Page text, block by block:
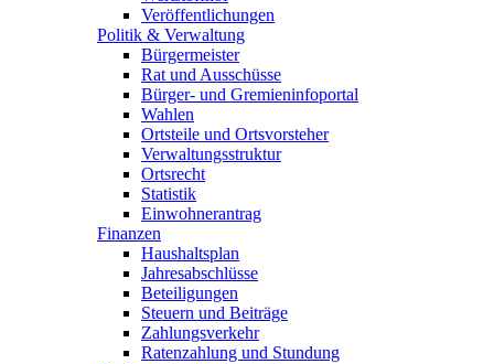
Veröffentlichungen
Politik & Verwaltung
Bürgermeister
Rat und Ausschüsse
Bürger- und Gremieninfoportal
Wahlen
Ortsteile und Ortsvorsteher
Verwaltungsstruktur
Ortsrecht
Statistik
Einwohnerantrag
Finanzen
Haushaltsplan
Jahresabschlüsse
Beteiligungen
Steuern und Beiträge
Zahlungsverkehr
Ratenzahlung und Stundung